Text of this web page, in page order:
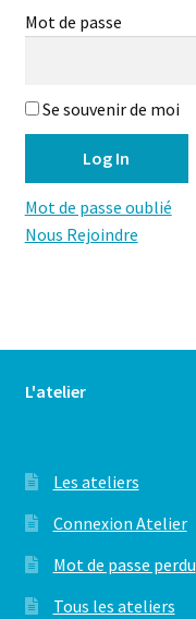
À propos
Mot de passe
Se souvenir de moi
Mot de passe oublié
Nous Rejoindre
L'atelier
Les ateliers
Connexion Atelier
Mot de passe perdu
Tous les ateliers